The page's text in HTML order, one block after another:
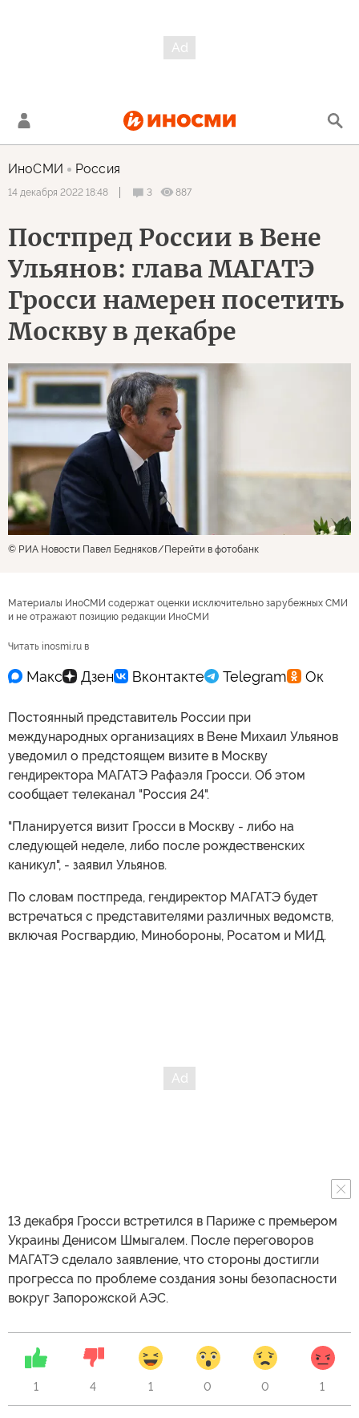
ИноСМИ Россия
14 декабря 2022 18:48 3 887
Постпред России в Вене
Ульянов: глава МАГАТЭ
Гросси намерен посетить
Москву в декабре
© РИА Новости Павел Бедняков Перейти в фотобанк
Материалы ИноСМИ содержат оценки исключительно зарубежных СМИ
и не отражают позицию редакции ИноСМИ
Читать inosmi.ru в
Постоянный представитель России при
международных организациях в Вене Михаил Ульянов
уведомил о предстоящем визите в Москву
гендиректора МАГАТЭ Рафаэля Гросси. Об этом
сообщает телеканал "Россия 24".
"Планируется визит Гросси в Москву - либо на
следующей неделе, либо после рождественских
каникул", - заявил Ульянов.
По словам постпреда, гендиректор МАГАТЭ будет
встречаться с представителями различных ведомств,
включая Росгвардию, Минобороны, Росатом и МИД.
13 декабря Гросси встретился в Париже с премьером
Украины Денисом Шмыгалем. После переговоров
МАГАТЭ сделало заявление, что стороны достигли
прогресса по проблеме создания зоны безопасности
вокруг Запорожской АЭС.
1 4 1 0 0 1